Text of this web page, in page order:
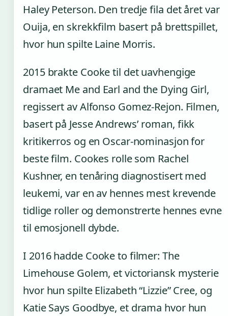
Haley Peterson. Den tredje fila det året var
Ouija, en skrekkfilm basert på brettspillet,
hvor hun spilte Laine Morris.
2015 brakte Cooke til det uavhengige
dramaet Me and Earl and the Dying Girl,
regissert av Alfonso Gomez-Rejon. Filmen,
basert på Jesse Andrews’ roman, fikk
kritikerros og en Oscar-nominasjon for
beste film. Cookes rolle som Rachel
Kushner, en tenåring diagnostisert med
leukemi, var en av hennes mest krevende
tidlige roller og demonstrerte hennes evne
til emosjonell dybde.
I 2016 hadde Cooke to filmer: The
Limehouse Golem, et victoriansk mysterie
hvor hun spilte Elizabeth “Lizzie” Cree, og
Katie Says Goodbye, et drama hvor hun